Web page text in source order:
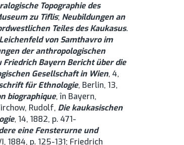
Topographie des
zu Tiflis; Neubildungen an
Teiles des Kaukasus.
von Samthavro im
der anthropologischen
Friedrich Bayern Bericht über die
Gesellschaft in Wien, 4,
für Ethnologie, Berlin, 13,
biographique, în Bayern,
Rudolf, Die kaukasischen
, 14, 1882, p. 471-
eine Fensterurne und
1884, p. 125-131; Friedrich